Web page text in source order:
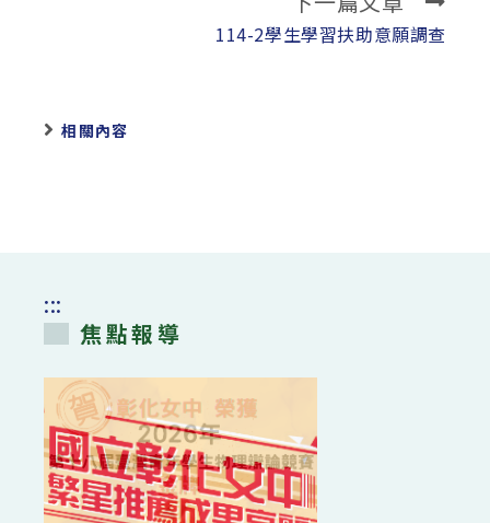
114-2學生學習扶助意願調查
相關內容
:::
焦點報導